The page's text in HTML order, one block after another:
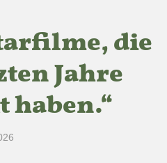
die
Jahre
haben.“